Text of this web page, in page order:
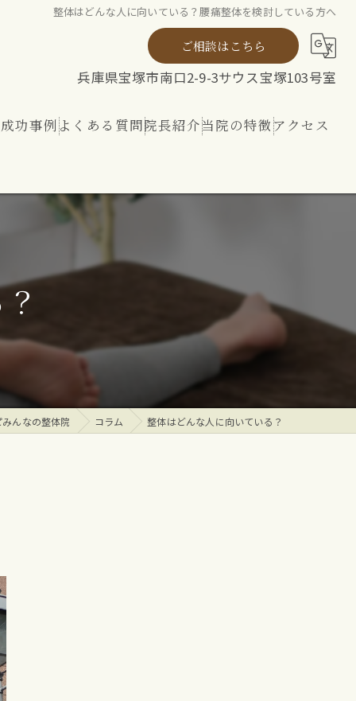
整体はどんな人に向いている？腰痛整体を検討している方へ
ご相談はこちら
兵庫県宝塚市南口2-9-3サウス宝塚103号室
功事例よくある質問院長紹介当院の特徴アクセス
んなの整体院 コラム 整体はどんな人に向いている？